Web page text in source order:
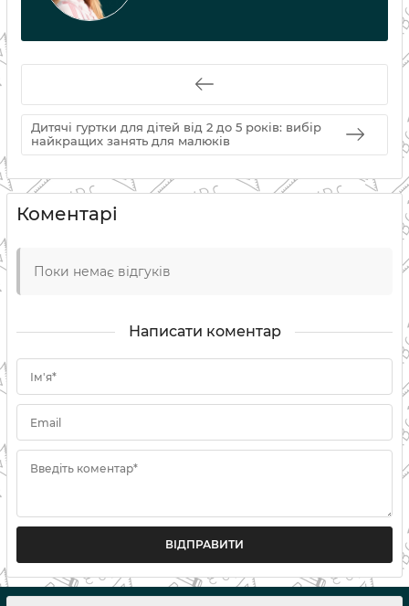
Дитячі гуртки для дітей від 2 до 5 років: вибір
найкращих занять для малюків
Коментарі
Поки немає відгуків
Написати коментар
Ім'я*
Email
Введіть коментар*
ВІДПРАВИТИ